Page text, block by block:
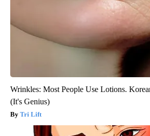
Wrinkles: Most People Use Lotions.
(It's Genius)
Tri Lift